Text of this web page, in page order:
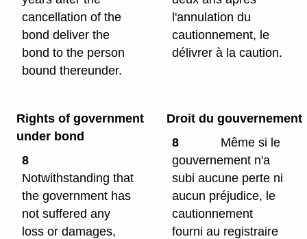
cancellation of the
bond deliver the
bond to the person
bound thereunder.
l'annulation du
cautionnement, le
délivrer à la caution.
Rights of government
under bond
8
Notwithstanding that
the government has
not suffered any
loss or damages,
Droit du gouvernement
8
Même si le
gouvernement n'a
subi aucune perte ni
aucun préjudice, le
cautionnement
fourni au registraire